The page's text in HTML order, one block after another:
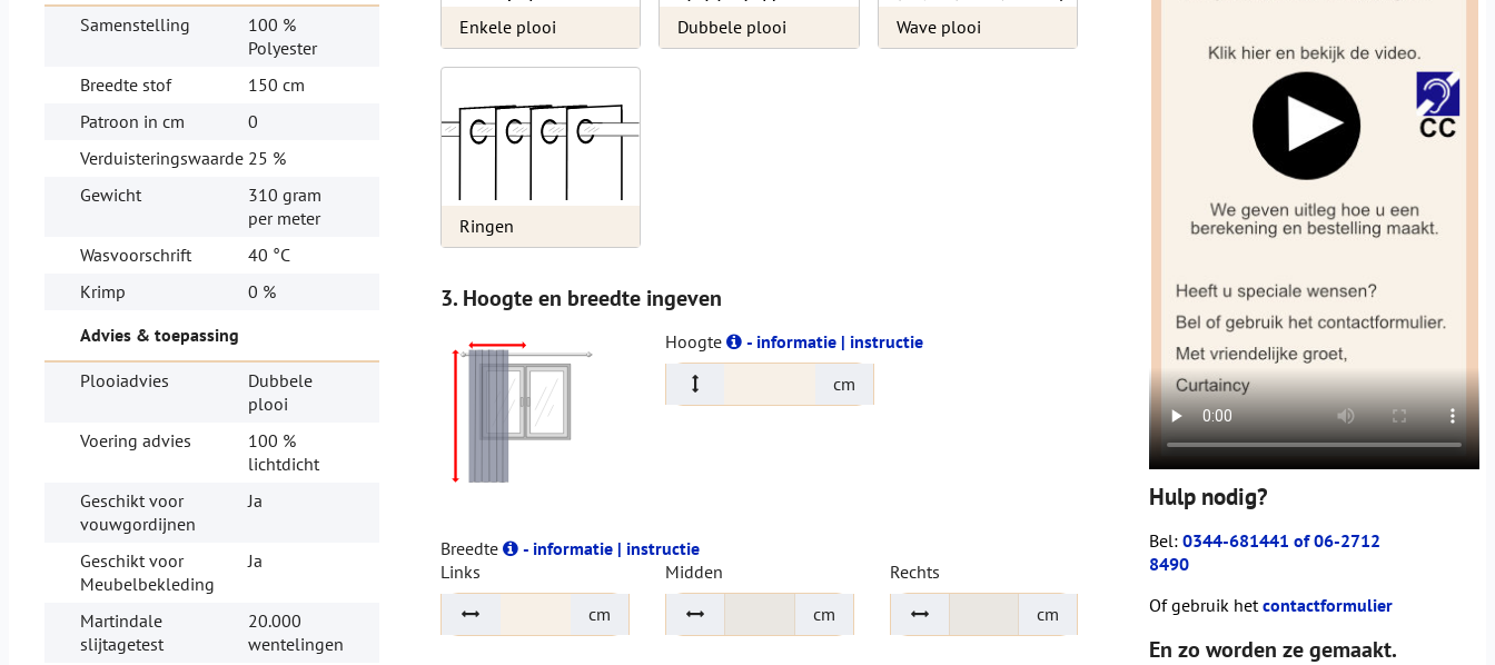
Samenstelling
100 %
Polyester
Breedte stof
150 cm
Patroon in cm
0
Verduisteringswaarde 25 %
Gewicht
310 gram
per meter
Wasvoorschrift
40 °C
Krimp
0 %
Advies & toepassing
Plooiadvies
Dubbele
plooi
Voering advies
100 %
lichtdicht
Geschikt voor
vouwgordijnen
Ja
Geschikt voor
Meubelbekleding
Ja
Martindale
slijtagetest
20.000
wentelingen
Enkele plooi Dubbele plooi Wave plooi
Ringen
3. Hoogte en breedte ingeven
Hoogte
- informatie | instructie
cm
Breedte
- informatie | instructie
Links
cm
Midden
cm
Rechts
cm
Hulp nodig?
Bel:0344-681441 of 06-2712
8490
Of gebruik hetcontactformulier
En zo worden ze gemaakt.